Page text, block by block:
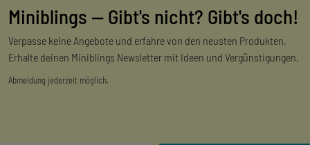
Miniblings — Gibt's nicht? Gibt's doch!
Verpasse keine Angebote und erfahre von den neusten Produkten.
Erhalte deinen Miniblings Newsletter mit Ideen und Vergünstigungen.
Abmeldung jederzeit möglich.